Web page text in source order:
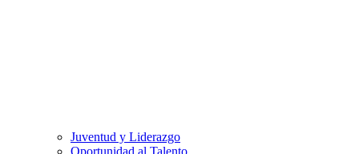
Juventud y Liderazgo
Oportunidad al Talento